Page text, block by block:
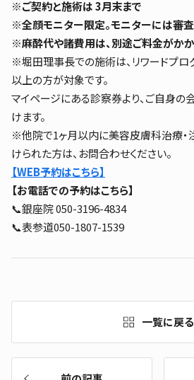
※ご契約と施術は 3月末まで
※全顔モニター限定。モニターには審査
※麻酔代や諸費用は、別途ご料金がかか
※堀田理事長での施術は、リワードプロ
以上の方が対象です。
マイページにある診察券より、ご自身の
けます。
※他院で1ヶ月以内に美容皮膚科治療・
けられた方は、お問合わせください。
【WEB予約はこちら】
【お電話での予約はこちら】
📞銀座院 050-3196-4834
📞表参道050-1807-1539
一覧に戻る